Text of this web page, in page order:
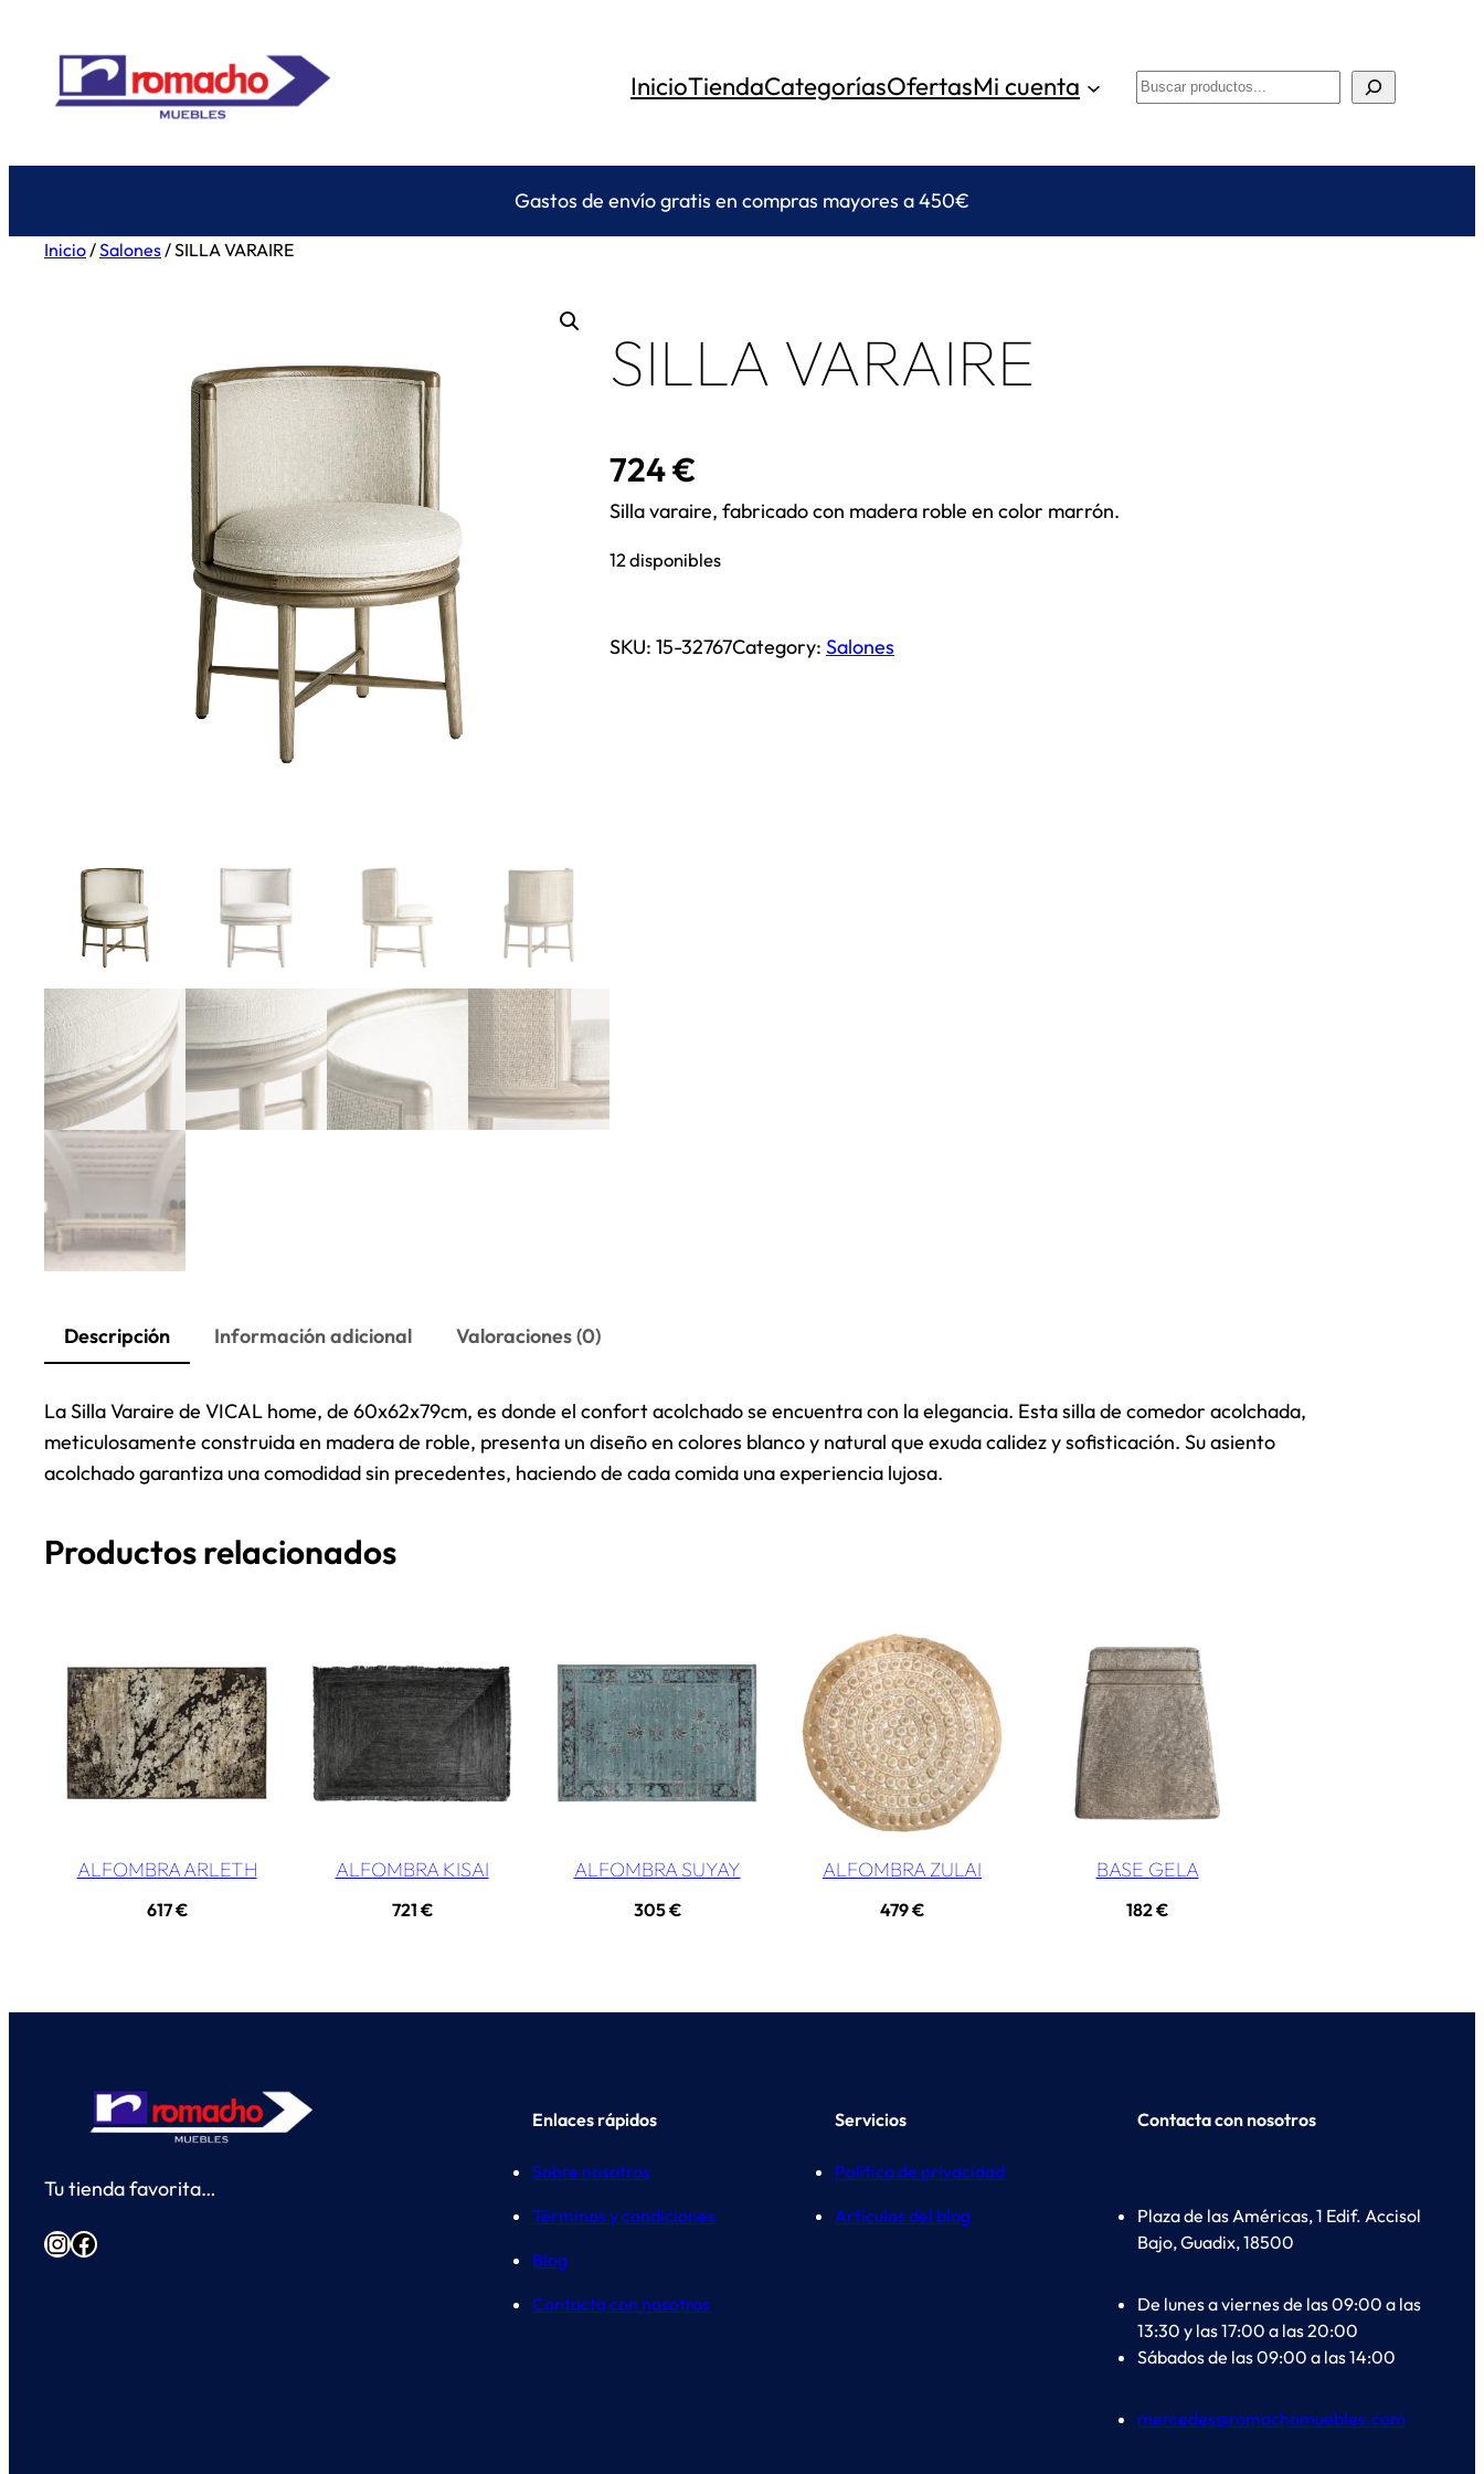
contenido
InicioTiendaCategoríasOfertasMi cuenta Buscar
Gastos de envío gratis en compras mayores a 450€
Inicio /Salones / SILLA VARAIRE
SILLA VARAIRE
724€
Silla varaire, fabricado con madera roble en color marrón.
12 disponibles
SKU: 15-32767Category: Salones
Descripción Información adicional Valoraciones (0)
La Silla Varaire de VICAL home, de 60x62x79cm, es donde el confort acolchado se encuentra con la elegancia. Esta silla de comedor acolchada,
meticulosamente construida en madera de roble, presenta un diseño en colores blanco y natural que exuda calidez y sofisticación. Su asiento
acolchado garantiza una comodidad sin precedentes, haciendo de cada comida una experiencia lujosa.
Productos relacionados
ALFOMBRA ARLETH
617€
ALFOMBRA KISAI
721 €
ALFOMBRA SUYAY
305€
ALFOMBRA ZULAI
479€
BASE GELA
182€
Tu tienda favorita…
InstagramFacebook
Enlaces rápidos
Sobre nosotros
Términos y condiciones
Blog
Contacta con nosotros
Servicios
Política de privacidad
Artículos del blog
Contacta con nosotros
Plaza de las Américas, 1 Edif. Accisol
Bajo, Guadix, 18500
De lunes a viernes de las 09:00 a las
13:30 y las 17:00 a las 20:00
Sábados de las 09:00 a las 14:00
mercedes@romachomuebles.com